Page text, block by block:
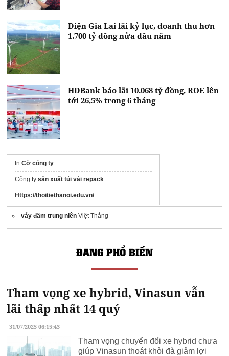
Điện Gia Lai lãi kỷ lục, doanh thu hơn
1.700 tỷ đồng nửa đầu năm
HDBank báo lãi 10.068 tỷ đồng, ROE lên
tới 26,5% trong 6 tháng
InCờ công ty
Công tysản xuất túi vải repack
Https://thoitiethanoi.edu.vn/
Website Nhập hàng China giá gốc tận xưởng
váy đầm trung niên Việt Thắng
ĐANG PHỔ BIẾN
Tham vọng xe hybrid, Vinasun vẫn
lãi thấp nhất 14 quý
31/07/2025 06:15:43
Tham vọng chuyển đổi xe hybrid chưa
giúp Vinasun thoát khỏi đà giảm lợi